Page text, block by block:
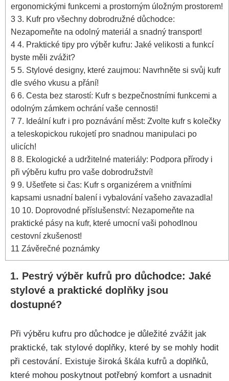
ergonomickými funkcemi a prostorným úložným prostorem!
3 3. Kufr pro všechny dobrodružné důchodce:
Nezapomeňte na odolný materiál a⁣ snadný transport!
4 4. Praktické tipy pro výběr kufru: Jaké velikosti a funkcí
byste měli zvážit?
5 5. Stylové designy, které zaujmou: Navrhněte si ⁣svůj kufr
dle svého ‍vkusu a přání!
6 6. Cesta bez starostí:​ Kufr s bezpečnostními funkcemi a
odolným zámkem ochrání vaše cennosti!
7 7. Ideální kufr i pro ‍poznávání měst: Zvolte ‌kufr s kolečky
a teleskopickou rukojetí pro snadnou manipulaci po
ulicích!
8 8. Ekologické a udržitelné materiály: Podpora přírody i
při výběru kufru ⁢pro vaše​ dobrodružství!
9 9. ‌Ušetřete si čas: ⁣Kufr‌ s organizérem a vnitřními
kapsami usnadní balení i vybalování vašeho ​zavazadla!
10 10. Doprovodné příslušenství: Nezapomeňte na
praktické pásy na kufr, které umocní vaši pohodlnou
cestovní zkušenost!
11 Závěrečné poznámky
1. Pestrý výběr kufrů pro důchodce: Jaké
stylové a praktické doplňky jsou
dostupné?
Při výběru kufru pro důchodce je důležité zvážit jak
praktické,⁢ tak stylové doplňky, ‌které⁣ by se mohly hodit
při cestování. Existuje široká ‌škála kufrů ‌a doplňků,
které mohou poskytnout potřebný komfort a usnadnit